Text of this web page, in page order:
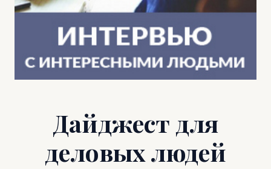
Дайджест для
деловых людей